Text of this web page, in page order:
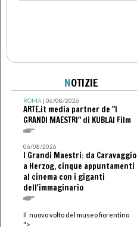
NOTIZIE
ROMA| 06/08/2026
ARTE.it media partner de "I
GRANDI MAESTRI" di KUBLAI Film
06/08/2026
I Grandi Maestri: da Caravaggio
a Herzog, cinque appuntamenti
al cinema con i giganti
dell'immaginario
Il nuovo volto del museo fiorentino
">